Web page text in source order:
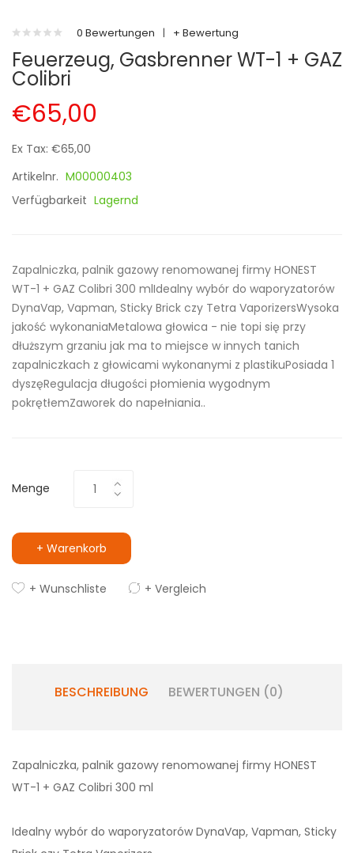
0 Bewertungen | + Bewertung
Feuerzeug, Gasbrenner WT-1 + GAZ
Colibri
€65,00
Ex Tax: €65,00
Artikelnr. M00000403
Verfügbarkeit Lagernd
Zapalniczka, palnik gazowy renomowanej firmy HONEST
WT-1 + GAZ Colibri 300 mlIdealny wybór do waporyzatorów
DynaVap, Vapman, Sticky Brick czy Tetra VaporizersWysoka
jakość wykonaniaMetalowa głowica - nie topi się przy
dłuższym grzaniu jak ma to miejsce w innych tanich
zapalniczkach z głowicami wykonanymi z plastikuPosiada 1
dyszęRegulacja długości płomienia wygodnym
pokrętłemZaworek do napełniania..
Menge
+ Warenkorb
+ Wunschliste + Vergleich
BESCHREIBUNG BEWERTUNGEN (0)
Zapalniczka, palnik gazowy renomowanej firmy HONEST
WT-1 + GAZ Colibri 300 ml
Idealny wybór do waporyzatorów DynaVap, Vapman, Sticky